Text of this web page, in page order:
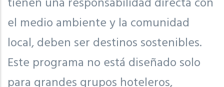
el medio ambiente y la comunidad
local, deben ser destinos sostenibles.
Este programa no está diseñado solo